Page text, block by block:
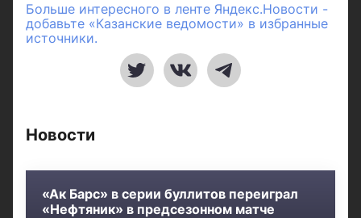
Больше интересного в ленте Яндекс.Новости -
добавьте «Казанские ведомости» в избранные
источники.
Новости
«Ак Барс» в серии буллитов переиграл
«Нефтяник» в предсезонном матче